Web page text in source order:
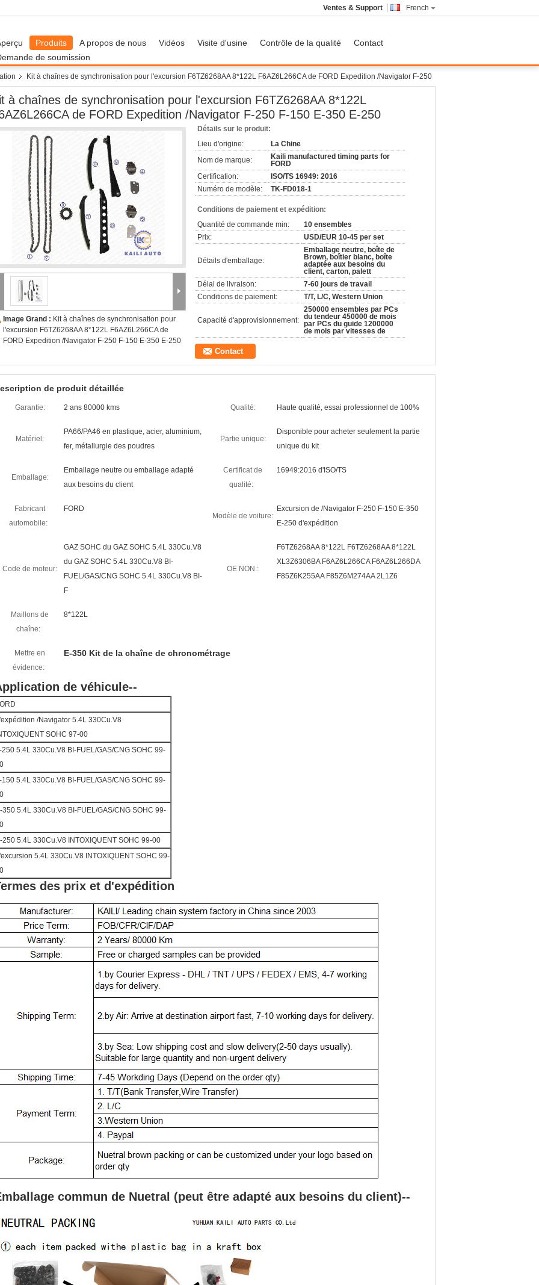
French
Ventes & Support
Produits A propos de nous Vidéos Visite d'usine Contrôle de la qualité
Contact
de soumission
Kit à chaînes de synchronisation pour l'excursion F6TZ6268AA 8*122L F6AZ6L266CA de FORD Expedition /Navigator F-250
à chaînes de synchronisation pour l'excursion F6TZ6268AA 8*122L
de FORD Expedition /Navigator F-250 F-150 E-350 E-250
Image Grand : Kit à chaînes de synchronisation pour
l'excursion F6TZ6268AA 8*122L F6AZ6L266CA de
FORD Expedition /Navigator F-250 F-150 E-350 E-250
Détails sur le produit:
Lieu d'origine:
La Chine
Nom de marque:
Kaili manufactured timing parts for
FORD
Certification:
ISO/TS 16949: 2016
Numéro de modèle:
TK-FD018-1
Conditions de paiement et expédition:
Quantité de commande min:
10 ensembles
Prix:
USD/EUR 10-45 per set
Détails d'emballage:
Emballage neutre, boîte de
Brown, boîtier blanc, boîte
adaptée aux besoins du
client, carton, palett
Délai de livraison:
7-60 jours de travail
Conditions de paiement:
T/T, L/C, Western Union
Capacité d'approvisionnement:
250000 ensembles par PCs
du tendeur 450000 de mois
par PCs du guide 1200000
de mois par vitesses de
Contact
de produit détaillée
Garantie: 2 ans 80000 kms Qualité: Haute qualité, essai professionnel de 100%
Matériel:
PA66/PA46 en plastique, acier, aluminium,
fer, métallurgie des poudres
Partie unique:
Disponible pour acheter seulement la partie
unique du kit
Emballage:
Emballage neutre ou emballage adapté
aux besoins du client
Certificat de
qualité:
16949:2016 d'ISO/TS
Fabricant
automobile:
FORD
Modèle de voiture:
Excursion de /Navigator F-250 F-150 E-350
E-250 d'expédition
Code de moteur:
GAZ SOHC du GAZ SOHC 5.4L 330Cu.V8
du GAZ SOHC 5.4L 330Cu.V8 BI-
FUEL/GAS/CNG SOHC 5.4L 330Cu.V8 BI-
F
OE NON.:
F6TZ6268AA 8*122L F6TZ6268AA 8*122L
XL3Z6306BA F6AZ6L266CA F6AZ6L266DA
F85Z6K255AA F85Z6M274AA 2L1Z6
Maillons de
chaîne:
8*122L
Mettre en
évidence:
E-350 Kit de la chaîne de chronométrage
de véhicule--
/Navigator 5.4L 330Cu.V8
SOHC 97-00
250 5.4L 330Cu.V8 BI-FUEL/GAS/CNG SOHC 99-
150 5.4L 330Cu.V8 BI-FUEL/GAS/CNG SOHC 99-
350 5.4L 330Cu.V8 BI-FUEL/GAS/CNG SOHC 99-
250 5.4L 330Cu.V8 INTOXIQUENT SOHC 99-00
5.4L 330Cu.V8 INTOXIQUENT SOHC 99-
des prix et d'expédition
commun de Nuetral (peut être adapté aux besoins du client)--